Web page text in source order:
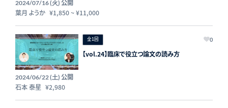
2024/07/16 (火) 公開
葉月 ようか ¥1,850~¥11,000
全1回 0
【vol.24】臨床で役立つ論文の読み方
2024/06/22 (土) 公開
石本 泰星 ¥2,980